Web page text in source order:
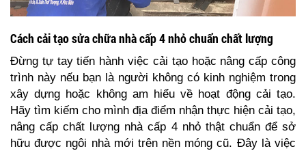
Cách cải tạo sửa chữa nhà cấp 4 nhỏ chuẩn chất lượng
Đừng tự tay tiến hành việc cải tạo hoặc nâng cấp công
trình này nếu bạn là người không có kinh nghiệm trong
xây dựng hoặc không am hiểu về hoạt động cải tạo.
Hãy tìm kiếm cho mình địa điểm nhận thực hiện cải tạo,
nâng cấp chất lượng nhà cấp 4 nhỏ thật chuẩn để sở
hữu được ngôi nhà mới trên nền móng cũ. Đây là việc